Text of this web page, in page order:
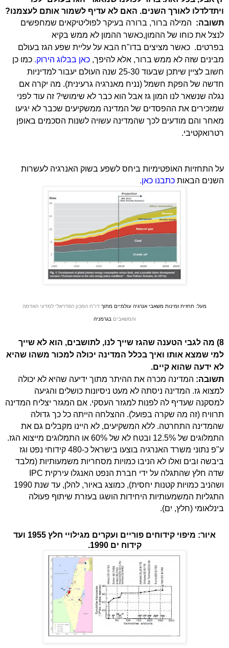
ויתדלדלו לאורך השנים. האם לא עדיף לשמור אותם לעצמנו?
תשובה: המילה ברור, ברורה בעיקר לפוליטיקאים שמחפשים
לנצל את כוחו של ההמון,כאשר ההמון לא ממש בקיא
בפרטים. כאשר מציצים בדו"ח הבא על עליית שפע הגז בעולם
מבינים שזה לא ממש ברור, אלא להיפך, כאן בבלוג הירוק. כמו כן
חשוב לציין שיתכן שבעוד 25-30 שנה העולם יעבור למדיניות
חדשה של הפקת חשמל (נניח מאנרגיה גרעינית). מה יקרה אם
נגלה שנשאר לנו המון גז אבל הוא כבר לא שימושי? זה עוד לפני
שמזכירים את ההפסדים של המדינה ממשקיעים שכבר לא יגיעו
מאחר והם מודעים לכך שהמדינה עשויה לשנות הסכמים באופן
רטרואקטיבי.
על התחזיות האופטימיות ביחס לשפע בשוק האנרגיה לעשרות
השנים הבאות כתבנו כאן.
מעל: תחזית זמינות משאבי אנרגיה עולמיים מתוך דו"ח המכון הפדראלי למדעי האדמה
והמשאבים בגרמניה
8) מה לגבי הטענה שהגז שייך לנו, לתושבים, הוא לא שייך
למי שמצא אותו ואיך בכלל המדינה יכולה למכור משהו שהיא
לא ידעה שהוא קיים.
תשובה: המדינה מכרה את ההיתר מתוך ידיעה שהיא לא יכולה
למצוא גז. המדינה ניסתה לא מעט ניסיונות כושלים והגיעה
למסקנה שעדיף לה לפנות למגזר העסקי. אם המגזר יצליח המדינה
תרוויח (זה מה שקרה בפועל). ההצלחה הייתה כל כך גדולה
שהמדינה התחרטה. ללא המשקיעים, לא היינו מקבלים גם את
התמלוגים של 12.5% ובטח לא של 60% או התמלוגים מייצוא הגז.
ע"פ נתוני משרד האנרגיה בוצעו בישראל כ-480 קידוחי נפט וגז
ביבשה ובים ואלו לא הניבו כמויות מסחריות משמעותיות (מלבד
שדה חלץ שהתגלה על ידי חברת הנפט האנגלו עירקית IPC
ושהניב כמויות קטנות יחסית), כמוצג באיור, להלן, עד שנת 1990
התגליות המשמעותיות היחידות הושגו בעזרת שיתוף פעולה
בינלאומי (חלץ, ים).
איור: מיפוי קידוחים פוריים ועקרים מגילויי חלץ 1955 ועד
קידוח ים 1990.